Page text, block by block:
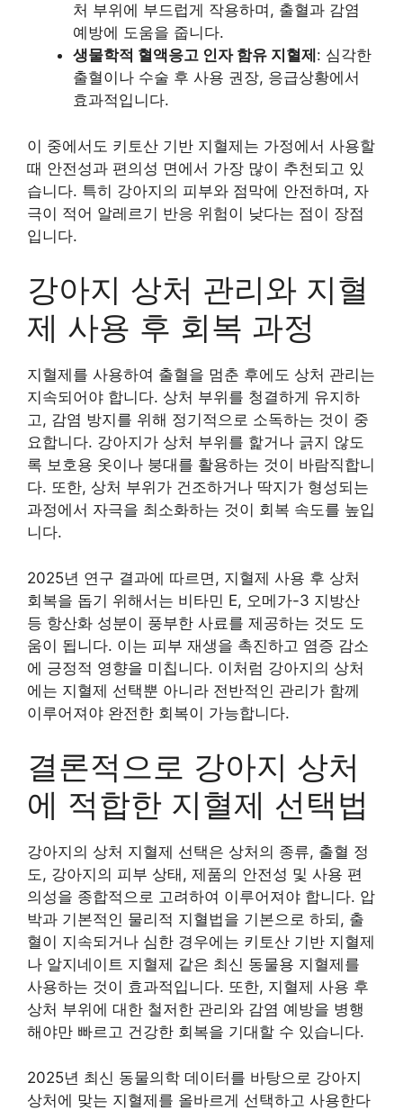
처 부위에 부드럽게 작용하며, 출혈과 감염
예방에 도움을 줍니다.
생물학적 혈액응고 인자 함유 지혈제 : 심각한
출혈이나 수술 후 사용 권장, 응급상황에서
효과적입니다.
이 중에서도 키토산 기반 지혈제는 가정에서 사용할
때 안전성과 편의성 면에서 가장 많이 추천되고 있
습니다. 특히 강아지의 피부와 점막에 안전하며, 자
극이 적어 알레르기 반응 위험이 낮다는 점이 장점
입니다.
강아지 상처 관리와 지혈
제 사용 후 회복 과정
지혈제를 사용하여 출혈을 멈춘 후에도 상처 관리는
지속되어야 합니다. 상처 부위를 청결하게 유지하
고, 감염 방지를 위해 정기적으로 소독하는 것이 중
요합니다. 강아지가 상처 부위를 핥거나 긁지 않도
록 보호용 옷이나 붕대를 활용하는 것이 바람직합니
다. 또한, 상처 부위가 건조하거나 딱지가 형성되는
과정에서 자극을 최소화하는 것이 회복 속도를 높입
니다.
2025년 연구 결과에 따르면, 지혈제 사용 후 상처
회복을 돕기 위해서는 비타민 E, 오메가-3 지방산
등 항산화 성분이 풍부한 사료를 제공하는 것도 도
움이 됩니다. 이는 피부 재생을 촉진하고 염증 감소
에 긍정적 영향을 미칩니다. 이처럼 강아지의 상처
에는 지혈제 선택뿐 아니라 전반적인 관리가 함께
이루어져야 완전한 회복이 가능합니다.
결론적으로 강아지 상처
에 적합한 지혈제 선택법
강아지의 상처 지혈제 선택은 상처의 종류, 출혈 정
도, 강아지의 피부 상태, 제품의 안전성 및 사용 편
의성을 종합적으로 고려하여 이루어져야 합니다. 압
박과 기본적인 물리적 지혈법을 기본으로 하되, 출
혈이 지속되거나 심한 경우에는 키토산 기반 지혈제
나 알지네이트 지혈제 같은 최신 동물용 지혈제를
사용하는 것이 효과적입니다. 또한, 지혈제 사용 후
상처 부위에 대한 철저한 관리와 감염 예방을 병행
해야만 빠르고 건강한 회복을 기대할 수 있습니다.
2025년 최신 동물의학 데이터를 바탕으로 강아지
상처에 맞는 지혈제를 올바르게 선택하고 사용한다